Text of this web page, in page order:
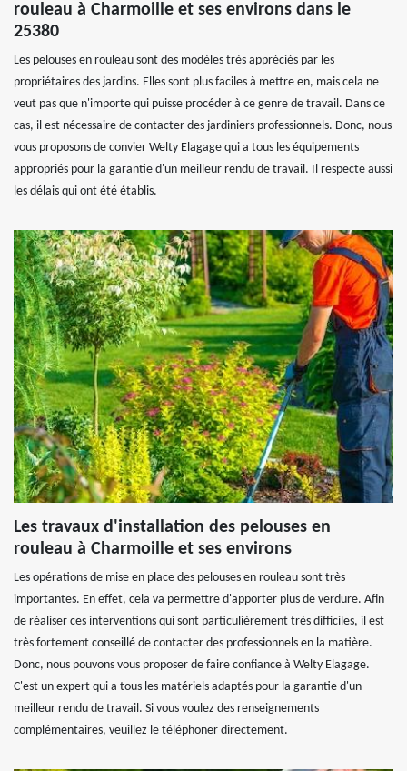
rouleau à Charmoille et ses environs dans le
25380
Les pelouses en rouleau sont des modèles très appréciés par les
propriétaires des jardins. Elles sont plus faciles à mettre en, mais cela ne
veut pas que n'importe qui puisse procéder à ce genre de travail. Dans ce
cas, il est nécessaire de contacter des jardiniers professionnels. Donc, nous
vous proposons de convier Welty Elagage qui a tous les équipements
appropriés pour la garantie d'un meilleur rendu de travail. Il respecte aussi
les délais qui ont été établis.
Les travaux d'installation des pelouses en
rouleau à Charmoille et ses environs
Les opérations de mise en place des pelouses en rouleau sont très
importantes. En effet, cela va permettre d'apporter plus de verdure. Afin
de réaliser ces interventions qui sont particulièrement très difficiles, il est
très fortement conseillé de contacter des professionnels en la matière.
Donc, nous pouvons vous proposer de faire confiance à Welty Elagage.
C'est un expert qui a tous les matériels adaptés pour la garantie d'un
meilleur rendu de travail. Si vous voulez des renseignements
complémentaires, veuillez le téléphoner directement.